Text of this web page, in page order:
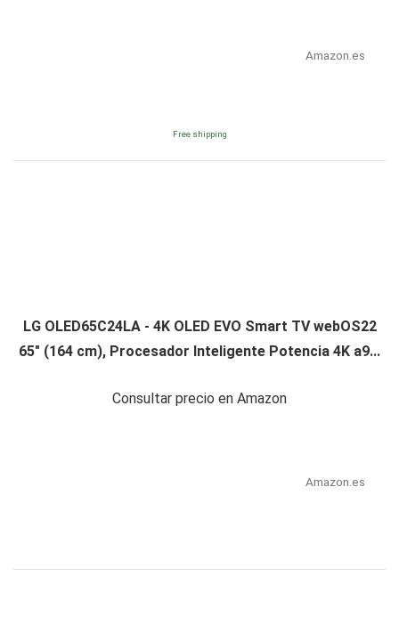
Amazon.es
Free shipping
LG OLED65C24LA - 4K OLED EVO Smart TV webOS22
65" (164 cm), Procesador Inteligente Potencia 4K a9...
Consultar precio en Amazon
Amazon.es